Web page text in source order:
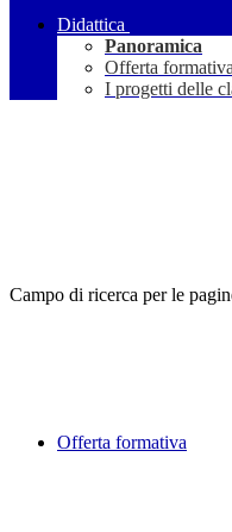
Didattica
Panoramica
Offerta formativa
I progetti delle
Campo di ricerca per le
Offerta formativa